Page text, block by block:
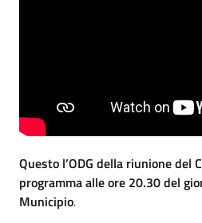
Questo l’ODG della riunione del
programma alle ore 20.30 del
Municipio.